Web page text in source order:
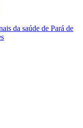
da saúde de Pará de